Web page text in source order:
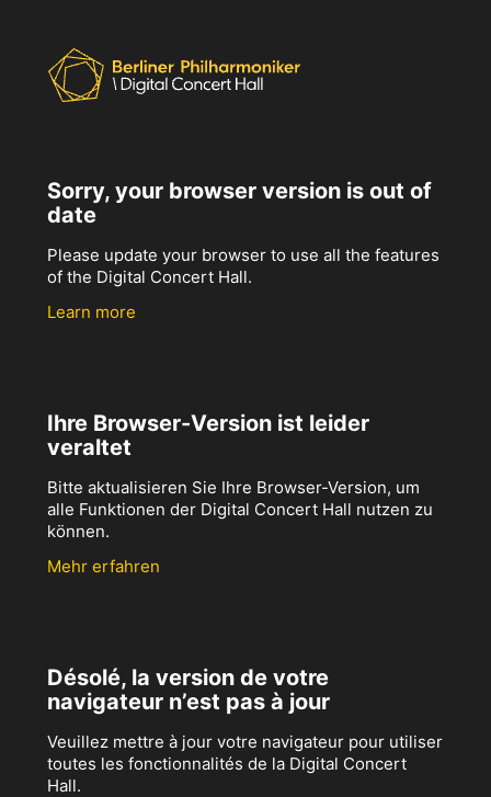
Sorry, your browser version is out of
date
Please update your browser to use all the features
of the Digital Concert Hall.
Learn more
Ihre Browser-Version ist leider
veraltet
Bitte aktualisieren Sie Ihre Browser-Version, um
alle Funktionen der Digital Concert Hall nutzen zu
können.
Mehr erfahren
Désolé, la version de votre
navigateur n’est pas à jour
Veuillez mettre à jour votre navigateur pour utiliser
toutes les fonctionnalités de la Digital Concert
Hall.